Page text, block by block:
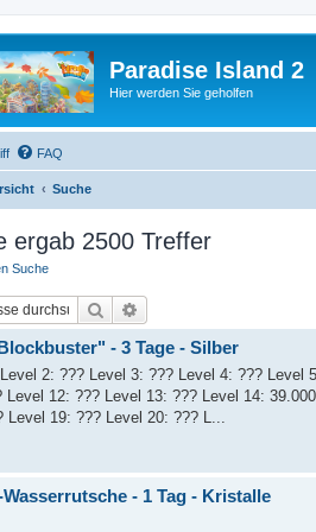
Paradise Island 2
Hier werden Sie geholfen
FAQ
Suche
ergab 2500 Treffer
Suche
Suche
- 3 Tage - Silber
2: ??? Level 3: ??? Level 4: ???
Level 12: ??? Level 13: ??? Level 14:
Level 19: ??? Level 20: ??? L...
- 1 Tag - Kristalle